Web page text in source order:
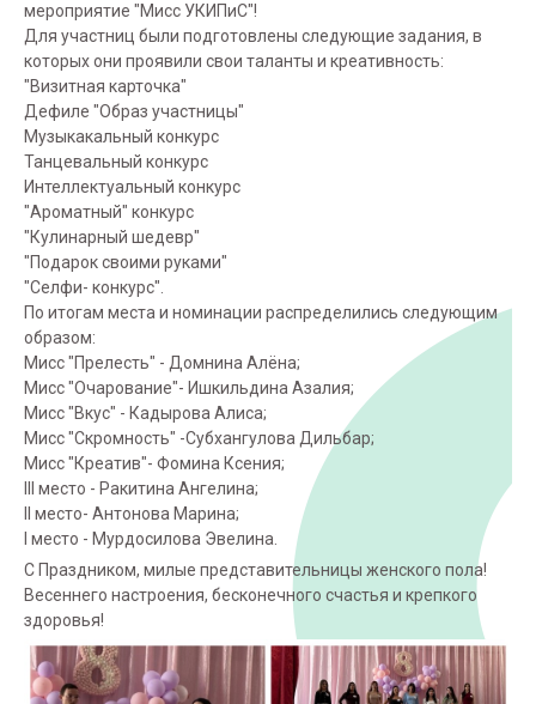
мероприятие "Мисс УКИПиС"!
Для участниц были подготовлены следующие задания, в
которых они проявили свои таланты и креативность:
"Визитная карточка"
Дефиле "Образ участницы"
Музыкакальный конкурс
Танцевальный конкурс
Интеллектуальный конкурс
"Ароматный" конкурс
"Кулинарный шедевр"
"Подарок своими руками"
"Селфи- конкурс".
По итогам места и номинации распределились следующим
образом:
Мисс "Прелесть" - Домнина Алëна;
Мисс "Очарование"- Ишкильдина Азалия;
Мисс "Вкус" - Кадырова Алиса;
Мисс "Скромность" -Субхангулова Дильбар;
Мисс "Креатив"- Фомина Ксения;
III место - Ракитина Ангелина;
II место- Антонова Марина;
I место - Мурдосилова Эвелина.
С Праздником, милые представительницы женского пола!
Весеннего настроения, бесконечного счастья и крепкого
здоровья!